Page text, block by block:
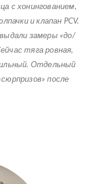
с хонингованием,
и клапан PCV.
замеры «до/
тяга ровная,
Отдельный
после